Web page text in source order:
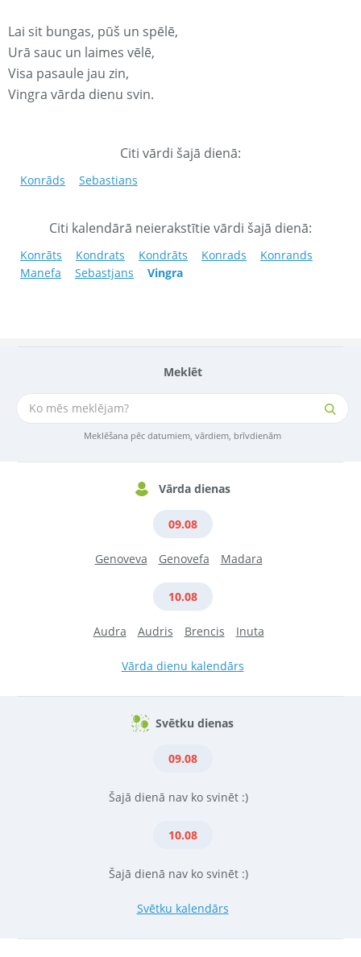
Meklēt
Meklēšana pēc datumiem, vārdiem, brīvdienām
Vārda dienas
09.08
Genoveva Genovefa Madara
10.08
Audra Audris Brencis Inuta
Vārda dienu kalendārs
Svētku dienas
09.08
Šajā dienā nav ko svinēt :)
10.08
Šajā dienā nav ko svinēt :)
Svētku kalendārs
Lai sit bungas, pūš un spēlē,
Urā sauc un laimes vēlē,
Visa pasaule jau zin,
Vingra vārda dienu svin.
Citi vārdi šajā dienā:
Konrāds Sebastians
Citi kalendārā neierakstītie vārdi šajā dienā:
Konrāts Kondrats Kondrāts Konrads
Konrands
Manefa
Sebastjans Vingra